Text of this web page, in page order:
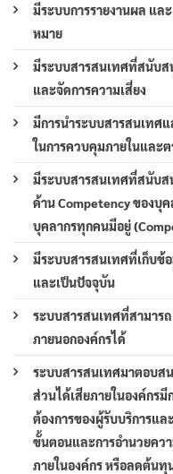
มีระบบการรายงานผล แล
หมาย
มีระบบสารสนเทศที่สนับส
และจัดการความเสี่ยง
มีการนำระบบสารสนเทศ
ในการควบคุมภายในและ
มีระบบสารสนเทศที่สนับส
ด้าน Competency ของบุ
บุคลากรทุกคนมีอยู่
มีระบบสารสนเทศที่เก็บข้
และเป็นปัจจุบัน
ระบบสารสนเทศที่สามาร
ภายนอกองค์กรได้
ระบบสารสนเทศมาตอบส
ส่วนได้เสียภายในองค์กร
ต้องการของผู้รับบริการแล
ขั้นตอนและการอำนวยคว
ภายในองค์กร หรือลดต้นทุ